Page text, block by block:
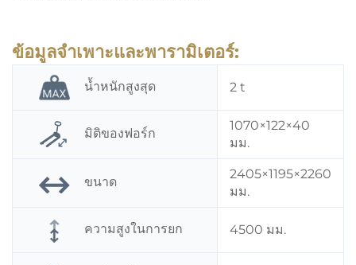
ข้อมูลจำเพาะและพารามิเตอร์:
น้ำหนักสูงสุด 2 t
มิติของฟอร์ก
1070×122×40
มม.
ขนาด
2405×1195×2260
มม.
ความสูงในการยก 4500 มม.